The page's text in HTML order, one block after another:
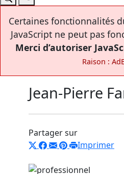
Certaines fonctionnalités
JavaScript ne peut pas
Merci d’autoriser
Raison :
Jean-Pierre
Partager sur
Imprimer